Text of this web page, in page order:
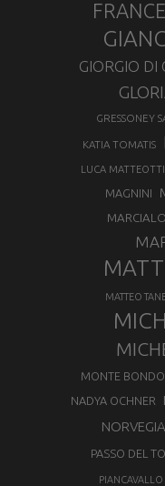
GIORGIO DI
GRESSONEY
KATIA TOMATIS
LUCA MATTEOTTI
MAGNINI
MATTEO
MONTE
NADYA OCHNER
NORVEGIA
PASSO DEL
PIANCAVALLO